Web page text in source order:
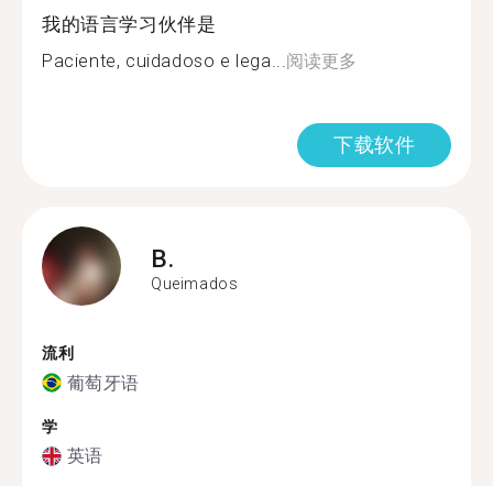
我的语言学习伙伴是
Paciente, cuidadoso e lega...阅读更多
下载软件
B.
Queimados
流利
葡萄牙语
学
英语